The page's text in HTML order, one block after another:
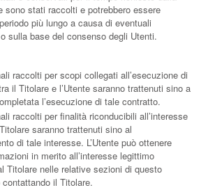
sono stati raccolti e potrebbero essere
più lungo a causa di eventuali
sulla base del consenso degli Utenti.
raccolti per scopi collegati all’esecuzione di
il Titolare e l’Utente saranno trattenuti sino a
l’esecuzione di tale contratto.
raccolti per finalità riconducibili all’interesse
saranno trattenuti sino al
di tale interesse. L’Utente può ottenere
in merito all’interesse legittimo
Titolare nelle relative sezioni di questo
il Titolare.